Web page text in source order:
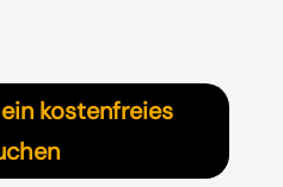
kostenfreies